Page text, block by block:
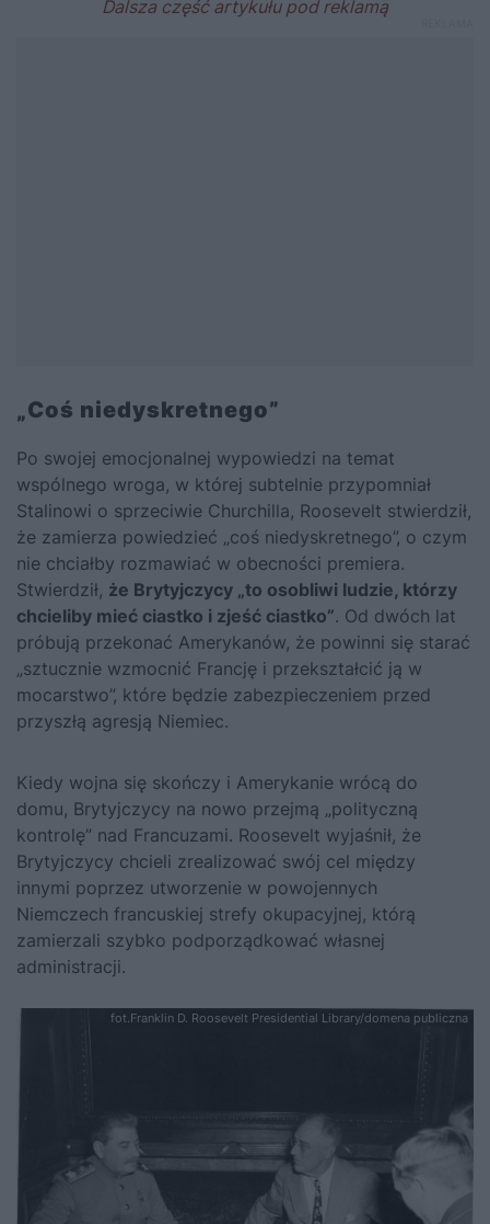
„Coś niedyskretnego”
Po swojej emocjonalnej wypowiedzi na temat
wspólnego wroga, w której subtelnie przypomniał
Stalinowi o sprzeciwie Churchilla, Roosevelt stwierdził,
że zamierza powiedzieć „coś niedyskretnego”, o czym
nie chciałby rozmawiać w obecności premiera.
Stwierdził, że Brytyjczycy „to osobliwi ludzie, którzy
chcieliby mieć ciastko i zjeść ciastko”. Od dwóch lat
próbują przekonać Amerykanów, że powinni się starać
„sztucznie wzmocnić Francję i przekształcić ją w
mocarstwo”, które będzie zabezpieczeniem przed
przyszłą agresją Niemiec.
Kiedy wojna się skończy i Amerykanie wrócą do
domu, Brytyjczycy na nowo przejmą „polityczną
kontrolę” nad Francuzami. Roosevelt wyjaśnił, że
Brytyjczycy chcieli zrealizować swój cel między
innymi poprzez utworzenie w powojennych
Niemczech francuskiej strefy okupacyjnej, którą
zamierzali szybko podporządkować własnej
administracji.
fot.Franklin D. Roosevelt Presidential Library/domena publiczna